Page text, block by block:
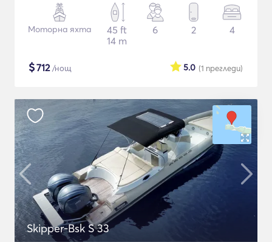
Моторна яхта
45 ft
14 m
6 2 4
$712/нощ (1 прегледи)
5.0
Skipper-Bsk S 33